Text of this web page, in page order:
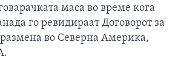
маса во време кога
го ревидираат Договорот за
размена во Северна Америка,